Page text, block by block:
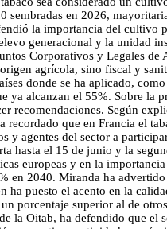
sembradas en 2026,
la importancia del cultivo
generacional y la unidad
Corporativos y Legales de
agrícola, sino fiscal y
donde se ha aplicado,
alcanzan el 55%. Sobre la
recomendaciones. Según
que en Francia el
y agentes del sector a
hasta el 15 de junio y la
europeas y en la
en 2040. Miranda ha
puesto el acento en la
porcentaje superior al de
la Oitab, ha defendido que el